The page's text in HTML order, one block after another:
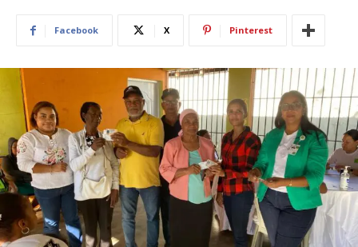
Facebook X Pinterest